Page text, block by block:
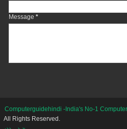
Message *
Computerguidehindi -India's No-1
All Rights Reserved.